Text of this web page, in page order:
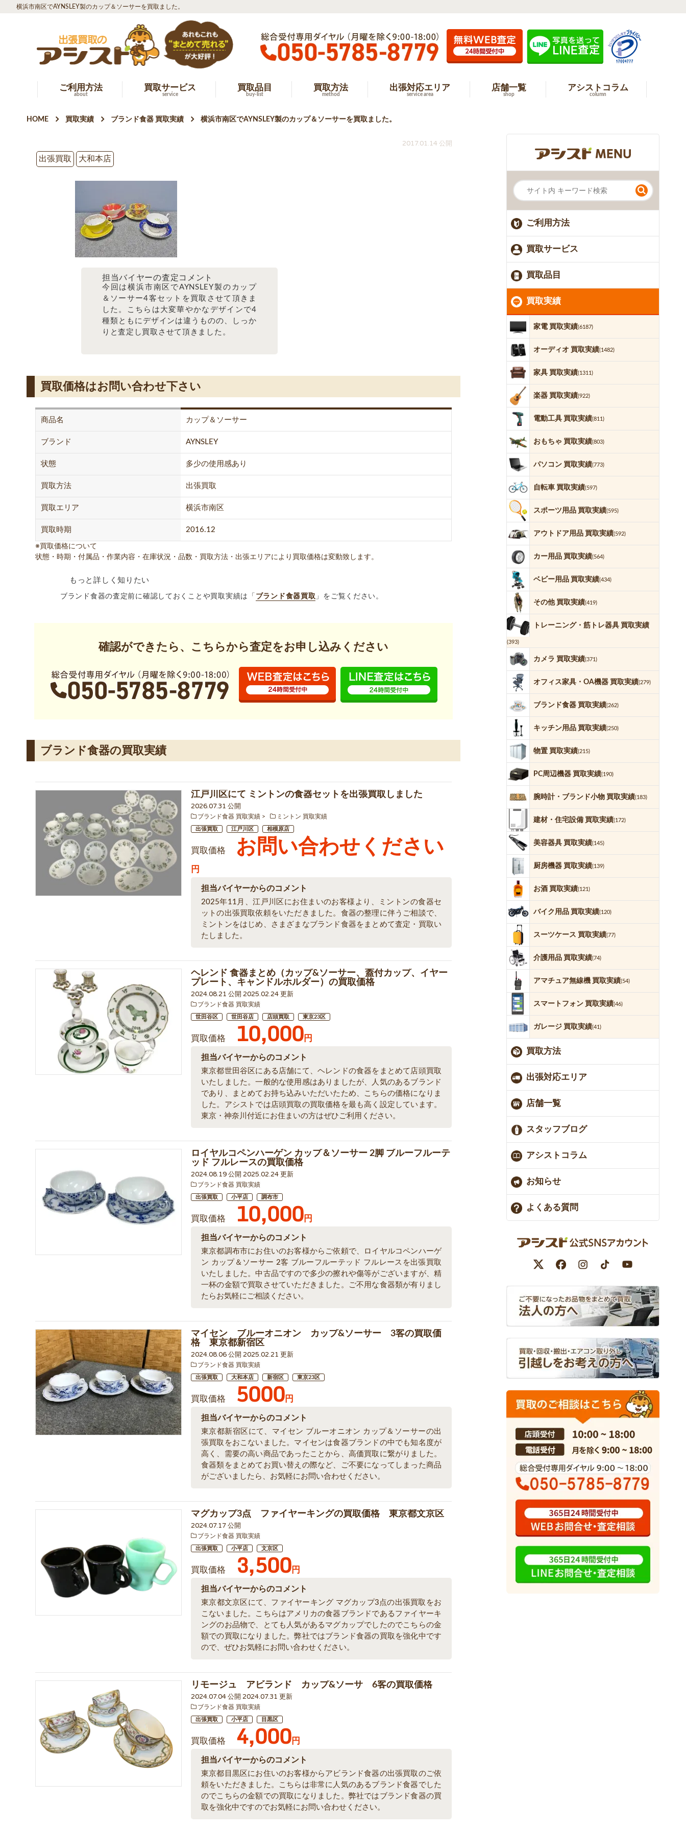
横浜市南区でAYNSLEY製のカップ＆ソーサーを買取ました。
ご利用方法
about
買取サービス
service
買取品目
buy-list
買取方法
method
出張対応エリア
service area
店舗一覧
shop
アシストコラム
column
HOME 買取実績 ブランド食器 買取実績 横浜市南区でAYNSLEY製のカップ＆ソーサーを買取ました。
2017.01.14 公開
出張買取
大和本店
担当バイヤーの査定コメント
今回は横浜市南区でAYNSLEY製のカップ
＆ソーサー4客セットを買取させて頂きま
した。こちらは大変華やかなデザインで4
種類ともにデザインは違うものの、しっか
りと査定し買取させて頂きました。
買取価格はお問い合わせ下さい
商品名 カップ＆ソーサー
ブランド AYNSLEY
状態 多少の使用感あり
買取方法 出張買取
買取エリア 横浜市南区
買取時期 2016.12
※買取価格について
状態・時期・付属品・作業内容・在庫状況・品数・買取方法・出張エリアにより買取価格は変動致します。
もっと詳しく知りたい
ブランド食器の査定前に確認しておくことや買取実績は「 ブランド食器買取 」をご覧ください。
確認ができたら、こちらから査定をお申し込みください
ブランド食器の買取実績
江戸川区にて ミントンの食器セットを出張買取しました
2026.07.31 公開
ブランド食器 買取実績 ミントン 買取実績
出張買取 江戸川区 相模原店
買取価格 お問い合わせください
円
担当バイヤーからのコメント
2025年11月、江戸川区にお住まいのお客様より、ミントンの食器セ
ットの出張買取依頼をいただきました。食器の整理に伴うご相談で、
ミントンをはじめ、さまざまなブランド食器をまとめて査定・買取い
たしました。
ヘレンド 食器まとめ（カップ&ソーサー、蓋付カップ、イヤー
プレート、キャンドルホルダー）の買取価格
2024.08.21 公開 2025.02.24 更新
ブランド食器 買取実績
世田谷区 世田谷店 店頭買取 東京23区
買取価格 10,000円
担当バイヤーからのコメント
東京都世田谷区にある店舗にて、ヘレンドの食器をまとめて店頭買取
いたしました。一般的な使用感はありましたが、人気のあるブランド
であり、まとめてお持ち込みいただいたため、こちらの価格になりま
した。アシストでは店頭買取の買取価格を最も高く設定しています。
東京・神奈川付近にお住まいの方はぜひご利用ください。
ロイヤルコペンハーゲン カップ＆ソーサー 2脚 ブルーフルーテ
ッド フルレースの買取価格
2024.08.19 公開 2025.02.24 更新
ブランド食器 買取実績
出張買取 小平店 調布市
買取価格 10,000円
担当バイヤーからのコメント
東京都調布市にお住いのお客様からご依頼で、ロイヤルコペンハーゲ
ン カップ＆ソーサー 2客 ブルーフルーテッド フルレースを出張買取
いたしました。中古品ですので多少の擦れや傷等がございますが、精
一杯の金額で買取させていただきました。ご不用な食器類が有りまし
たらお気軽にご相談ください。
マイセン ブルーオニオン カップ&ソーサー 3客の買取価
格 東京都新宿区
2024.08.06 公開 2025.02.21 更新
ブランド食器 買取実績
出張買取 大和本店 新宿区 東京23区
買取価格 5000円
担当バイヤーからのコメント
東京都新宿区にて、マイセン ブルーオニオン カップ＆ソーサーの出
張買取をおこないました。マイセンは食器ブランドの中でも知名度が
高く、需要の高い商品であったことから、高価買取に繋がりました。
食器類をまとめてお買い替えの際など、ご不要になってしまった商品
がございましたら、お気軽にお問い合わせください。
マグカップ3点 ファイヤーキングの買取価格 東京都文京区
2024.07.17 公開
ブランド食器 買取実績
出張買取 小平店 文京区
買取価格 3,500円
担当バイヤーからのコメント
東京都文京区にて、ファイヤーキング マグカップ3点の出張買取をお
こないました。こちらはアメリカの食器ブランドであるファイヤーキ
ングのお品物で、とても人気があるマグカップでしたのでこちらの金
額での買取になりました。弊社ではブランド食器の買取を強化中です
ので、ぜひお気軽にお問い合わせください。
リモージュ アビランド カップ&ソーサ 6客の買取価格
2024.07.04 公開 2024.07.31 更新
ブランド食器 買取実績
出張買取 小平店 目黒区
買取価格 4,000円
担当バイヤーからのコメント
東京都目黒区にお住いのお客様からアビランド食器の出張買取のご依
頼をいただきました。こちらは非常に人気のあるブランド食器でした
のでこちらの金額での買取になりました。弊社ではブランド食器の買
取を強化中ですのでお気軽にお問い合わせください。
ご利用方法
買取サービス
買取品目
買取実績
家電 買取実績(6187)
オーディオ 買取実績(1482)
家具 買取実績(1311)
楽器 買取実績(922)
電動工具 買取実績(811)
おもちゃ 買取実績(803)
パソコン 買取実績(773)
自転車 買取実績(597)
スポーツ用品 買取実績(595)
アウトドア用品 買取実績(592)
カー用品 買取実績(564)
ベビー用品 買取実績(434)
その他 買取実績(419)
トレーニング・筋トレ器具 買取実績
(393)
カメラ 買取実績(371)
オフィス家具・OA機器 買取実績(279)
ブランド食器 買取実績(262)
キッチン用品 買取実績(250)
物置 買取実績(215)
PC周辺機器 買取実績(190)
腕時計・ブランド小物 買取実績(183)
建材・住宅設備 買取実績(172)
美容器具 買取実績(145)
厨房機器 買取実績(139)
お酒 買取実績(121)
バイク用品 買取実績(120)
スーツケース 買取実績(77)
介護用品 買取実績(74)
アマチュア無線機 買取実績(54)
スマートフォン 買取実績(46)
ガレージ 買取実績(41)
買取方法
出張対応エリア
店舗一覧
スタッフブログ
アシストコラム
お知らせ
よくある質問